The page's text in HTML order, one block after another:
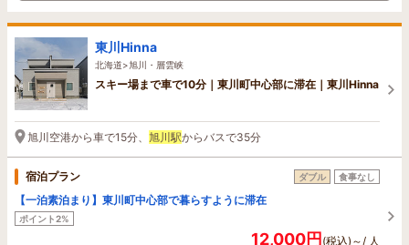
東川Hinna
北海道>旭川・層雲峡
スキー場まで車で10分｜東川町中心部に滞在｜東川Hinna
旭川空港から車で15分、 旭川駅からバスで35分
宿泊プラン ダブル 食事なし
【一泊素泊まり】東川町中心部で暮らすように滞在
ポイント2%
12,000円(税込)～/ 人